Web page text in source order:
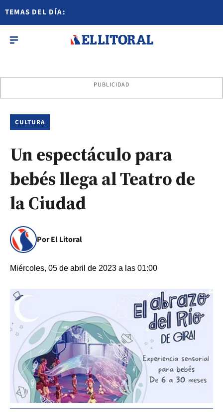
TEMAS DEL DÍA:
PUBLICIDAD
CULTURA
Un espectáculo para
bebés llega al Teatro de
la Ciudad
Por El Litoral
Miércoles, 05 de abril de 2023 a las 01:00